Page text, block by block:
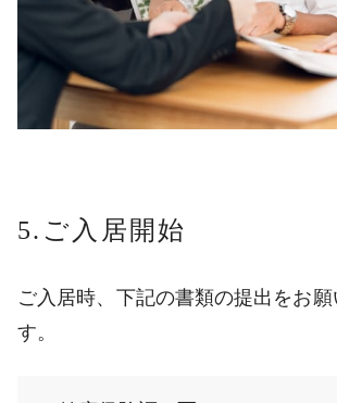
5.ご入居開始
ご入居時、下記の書類の提出をお願
す。